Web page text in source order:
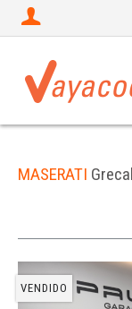
MASERATI
VENDIDO